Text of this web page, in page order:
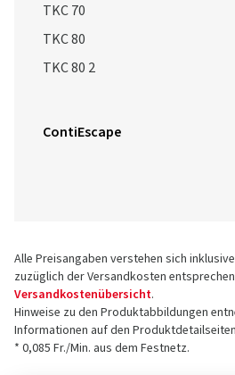
TKC 70
TKC 80
TKC 80 2
ContiEscape
Alle Preisangaben verstehen sich
zuzüglich der Versandkosten
Versandkostenübersicht.
Hinweise zu den Produktabbildungen
Informationen auf den
* 0,085 Fr./Min. aus dem Festnetz.